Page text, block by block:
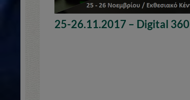
25-26.11.2017 – Digital 360